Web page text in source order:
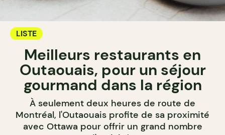
LISTE
Meilleurs restaurants en
Outaouais, pour un séjour
gourmand dans la région
À seulement deux heures de route de
Montréal, l'Outaouais profite de sa proximité
avec Ottawa pour offrir un grand nombre